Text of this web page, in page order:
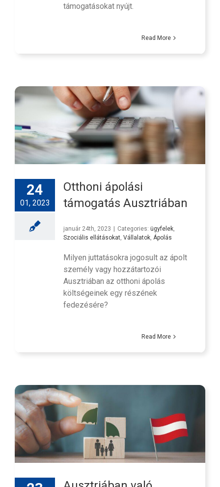
támogatásokat nyújt.
Read More
24
01, 2023
Otthoni ápolási
támogatás Ausztriában
január 24th, 2023 Categories: ügyfelek,
Szociális ellátásokat, Vállalatok, Ápolás
Milyen juttatásokra jogosult az ápolt
személy vagy hozzátartozói
Ausztriában az otthoni ápolás
költségeinek egy részének
fedezésére?
Read More